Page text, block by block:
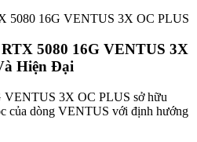
5080 16G VENTUS 3X
Hiện Đại
VENTUS 3X OC PLUS sở hữu
của dòng VENTUS với định hướng